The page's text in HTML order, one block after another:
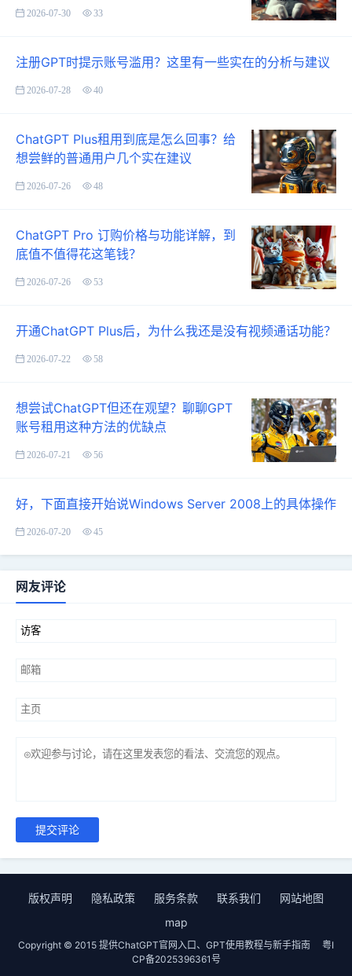
2026-07-30 33
注册GPT时提示账号滥用？这里有一些实在的分析与建议
2026-07-28 40
ChatGPT Plus租用到底是怎么回事？给
想尝鲜的普通用户几个实在建议
2026-07-26 48
ChatGPT Pro 订购价格与功能详解，到
底值不值得花这笔钱？
2026-07-26 53
开通ChatGPT Plus后，为什么我还是没有视频通话功能？
2026-07-22 58
想尝试ChatGPT但还在观望？聊聊GPT
账号租用这种方法的优缺点
2026-07-21 56
好，下面直接开始说Windows Server 2008上的具体操作
2026-07-20 45
网友评论
提交评论
版权声明 隐私政策 服务条款 联系我们
网站地图
map
Copyright © 2015 提供ChatGPT官网入口、GPT使用教程与新手指南
粤I
CP备2025396361号